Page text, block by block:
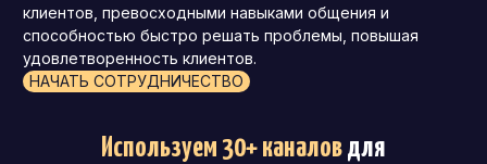
клиентов, превосходными навыками общения и
способностью быстро решать проблемы, повышая
удовлетворенность клиентов.
НАЧАТЬ СОТРУДНИЧЕСТВО
Используем 30+ каналовдля